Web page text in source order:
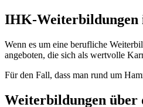
IHK-Weiterbildungen
Wenn es um eine berufliche
angeboten, die sich als wertvolle
Für den Fall, dass man rund um
Weiterbildungen über